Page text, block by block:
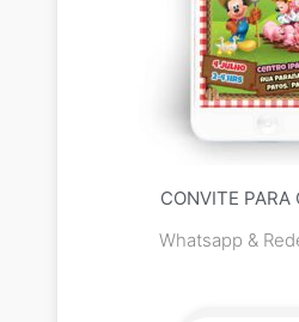
CONVITE PARA
Whatsapp &